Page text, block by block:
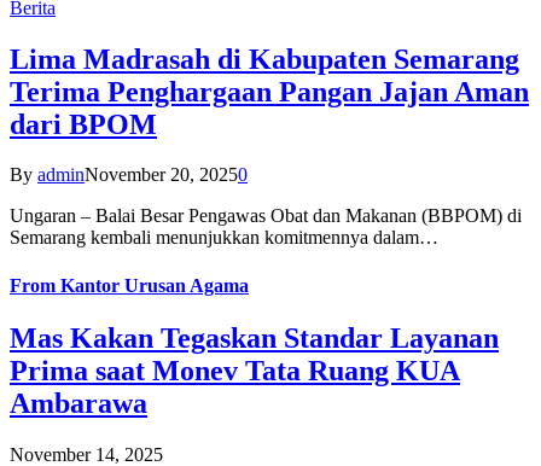
Berita
Lima Madrasah di Kabupaten Semarang
Terima Penghargaan Pangan Jajan Aman
dari BPOM
By adminNovember 20, 20250
Ungaran – Balai Besar Pengawas Obat dan Makanan (BBPOM) di
Semarang kembali menunjukkan komitmennya dalam…
From Kantor Urusan Agama
Mas Kakan Tegaskan Standar Layanan
Prima saat Monev Tata Ruang KUA
Ambarawa
November 14, 2025